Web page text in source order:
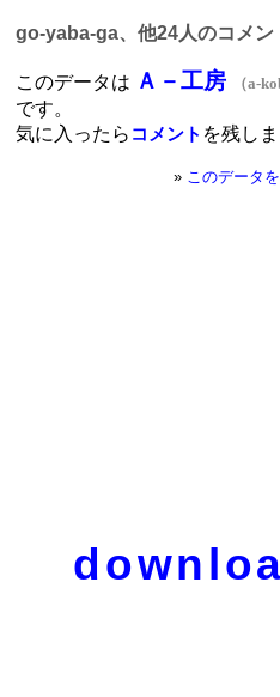
go-yaba-ga、他24人のコメン
このデータは Ａ－工房 （a-
です。
気に入ったら コメント を残しま
» このデータ